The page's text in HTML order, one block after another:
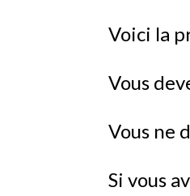
Voici la
Vous
Vous ne
Si vous